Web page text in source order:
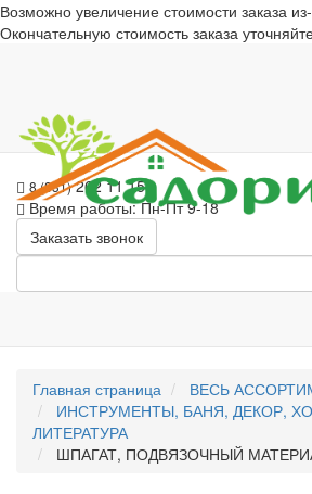
Возможно увеличение стоимости заказа
Окончательную стоимость заказа
8 (831)262 11 15
Время работы: Пн-Пт 9-18
Заказать звонок
Главная страница
ВЕСЬ
ИНСТРУМЕНТЫ, БАНЯ, ДЕКОР,
ЛИТЕРАТУРА
ШПАГАТ, ПОДВЯЗОЧНЫЙ